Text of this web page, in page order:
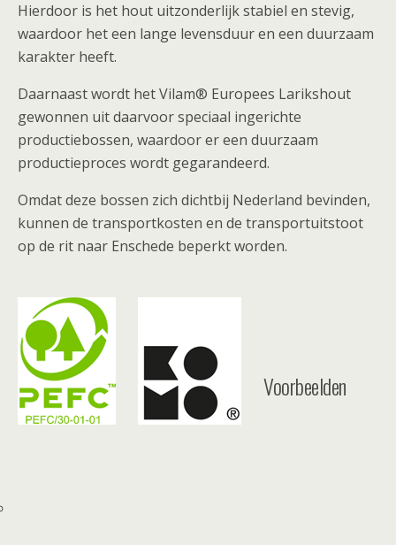
Hierdoor is het hout uitzonderlijk stabiel en stevig,
waardoor het een lange levensduur en een duurzaam
karakter heeft.
Daarnaast wordt het Vilam® Europees Larikshout
gewonnen uit daarvoor speciaal ingerichte
productiebossen, waardoor er een duurzaam
productieproces wordt gegarandeerd.
Omdat deze bossen zich dichtbij Nederland bevinden,
kunnen de transportkosten en de transportuitstoot
op de rit naar Enschede beperkt worden.
Voorbeelden